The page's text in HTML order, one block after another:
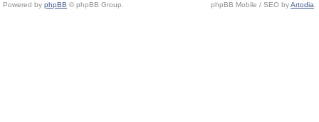
Powered by phpBB © phpBB Group. phpBB Mobile / SEO byArtodia